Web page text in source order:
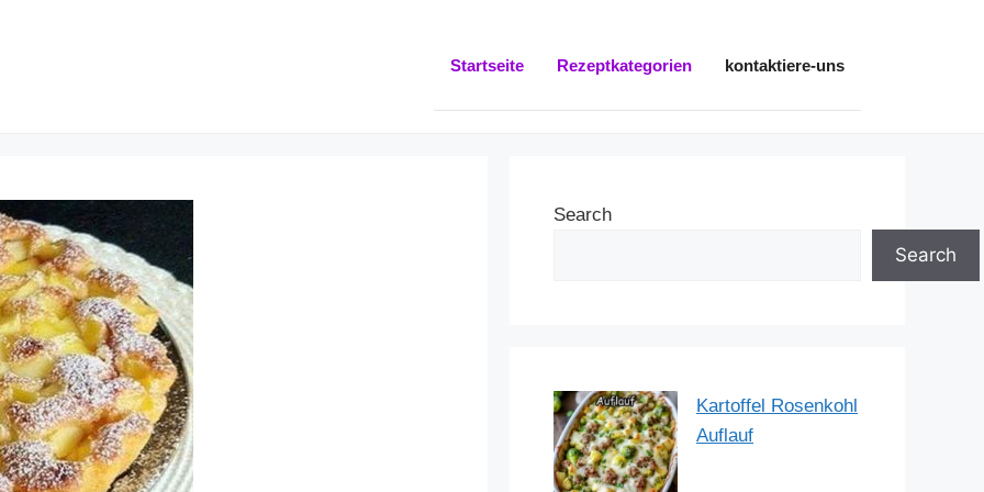
Startseite Rezeptkategorien kontaktiere-uns
Search
Search
Kartoffel Rosenkohl
Auflauf